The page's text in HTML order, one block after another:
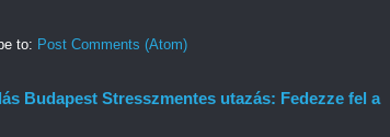
to: Post Comments (Atom)
Budapest Stresszmentes utazás: Fedezze fel a